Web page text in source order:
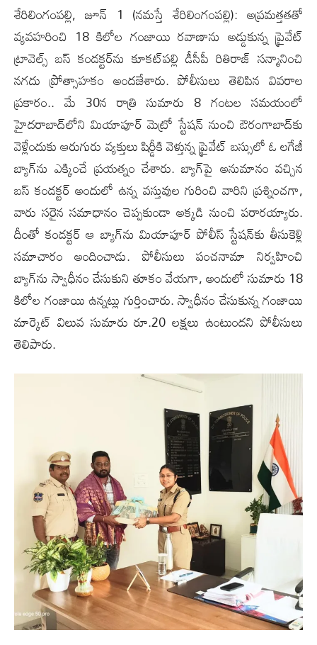
శేరిలింగంప‌ల్లి, జూన్ 1 (న‌మస్తే శేరిలింగంప‌ల్లి): అప్రమత్తతతో
వ్యవహరించి 18 కిలోల గంజాయి రవాణాను అడ్డుకున్న ప్రైవేట్
ట్రావెల్స్ బస్ కండక్టర్‌ను కూకట్‌పల్లి డీసీపీ రితిరాజ్ సన్మానించి
నగదు ప్రోత్సాహకం అందజేశారు. పోలీసులు తెలిపిన వివరాల
ప్రకారం.. మే 30న రాత్రి సుమారు 8 గంటల సమయంలో
హైదరాబాద్‌లోని మియాపూర్ మెట్రో స్టేషన్ నుంచి ఔరంగాబాద్‌కు
వెళ్లేందుకు ఆరుగురు వ్యక్తులు షిర్డీకి వెళ్తున్న ప్రైవేట్ బస్సులో ఓ లగేజీ
బ్యాగ్‌ను ఎక్కించే ప్రయత్నం చేశారు. బ్యాగ్‌పై అనుమానం వచ్చిన
బస్ కండక్టర్ అందులో ఉన్న వస్తువుల గురించి వారిని ప్రశ్నించగా,
వారు సరైన సమాధానం చెప్పకుండా అక్కడి నుంచి పరారయ్యారు.
దీంతో కండక్టర్ ఆ బ్యాగ్‌ను మియాపూర్ పోలీస్ స్టేషన్‌కు తీసుకెళ్లి
సమాచారం అందించాడు. పోలీసులు పంచనామా నిర్వహించి
బ్యాగ్‌ను స్వాధీనం చేసుకుని తూకం వేయగా, అందులో సుమారు 18
కిలోల గంజాయి ఉన్నట్లు గుర్తించారు. స్వాధీనం చేసుకున్న గంజాయి
మార్కెట్ విలువ సుమారు రూ.20 లక్షలు ఉంటుందని పోలీసులు
తెలిపారు.